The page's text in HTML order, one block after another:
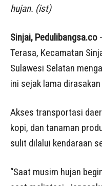
hujan. (ist)
Sinjai, Pedulibangsa.co
Terasa, Kecamatan
Sulawesi Selatan
ini sejak lama
Akses transportasi
kopi, dan tanaman
sulit dilalui kendaraan
“Saat musim hujan